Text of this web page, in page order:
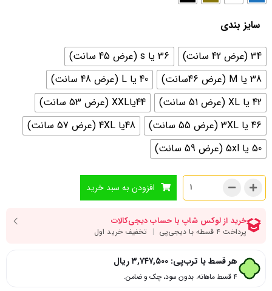
سایز بندی
34 (عرض 42 سانت)
36 یا s (عرض 45 سانت)
38 یا M (عرض 46سانت)
40 یا L (عرض 48 سانت)
42 یا XL (عرض 51 سانت)
44یاXXL (عرض 53 سانت)
46 یا 3XL (عرض 55 سانت)
48یا 4XL (عرض 57 سانت)
50 یا 5xl (عرض 59 سانت)
افزودن به سبد خرید
هر قسط با ترب‌پی: ۳,۷۴۷,۵۰۰ریال
۴ قسط ماهانه. بدون سود، چک و ضامن.